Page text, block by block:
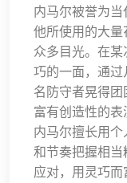
内马尔被誉为当
他所使用的大量
众多目光。在
巧的一面，通
名防守者晃得
富有创造性的表
内马尔擅长用
和节奏把握相
应对，用灵巧